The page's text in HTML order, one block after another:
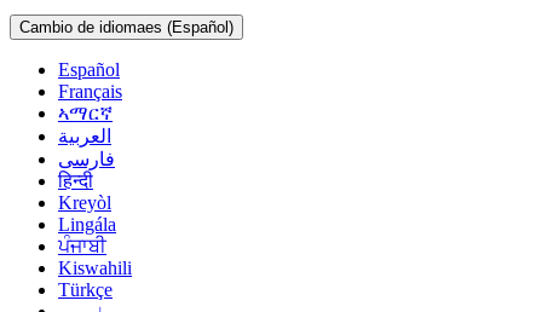
Cambio de idiomaes (Español)
Español
Français
ኣማርኛ
العربية
فارسی
हिन्दी
Kreyòl
Lingála
ਪੰਜਾਬੀ
Kiswahili
Türkçe